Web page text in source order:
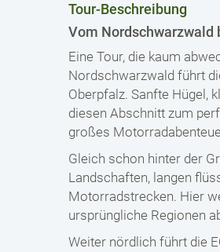
Tour-Beschreibung
Vom Nordschwarzwald
Eine Tour, die kaum
Nordschwarzwald führt
Oberpfalz. Sanfte Hügel,
diesen Abschnitt zum
großes
Gleich schon hinter der
Landschaften, langen
Motorradstrecken. Hier
ursprüngliche Regionen
Weiter nördlich führt die